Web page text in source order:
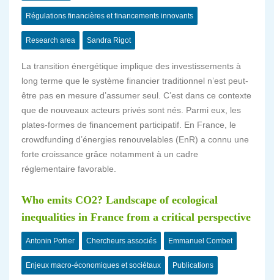
Régulations financières et financements innovants
Research area Sandra Rigot
La transition énergétique implique des investissements à
long terme que le système financier traditionnel n’est peut-
être pas en mesure d’assumer seul. C’est dans ce contexte
que de nouveaux acteurs privés sont nés. Parmi eux, les
plates-formes de financement participatif. En France, le
crowdfunding d’énergies renouvelables (EnR) a connu une
forte croissance grâce notamment à un cadre
réglementaire favorable.
Who emits CO2? Landscape of ecological
inequalities in France from a critical perspective
Antonin Pottier Chercheurs associés Emmanuel Combet
Enjeux macro-économiques et sociétaux Publications